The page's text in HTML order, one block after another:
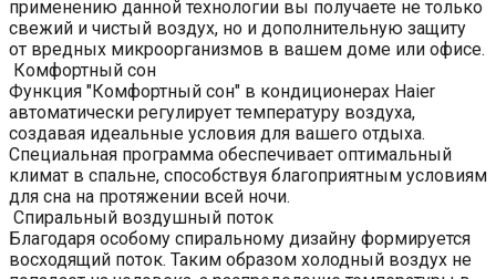
применению данной технологии вы получаете не только
свежий и чистый воздух, но и дополнительную защиту
от вредных микроорганизмов в вашем доме или офисе.
Комфортный сон
Функция "Комфортный сон" в кондиционерах Haier
автоматически регулирует температуру воздуха,
создавая идеальные условия для вашего отдыха.
Специальная программа обеспечивает оптимальный
климат в спальне, способствуя благоприятным условиям
для сна на протяжении всей ночи.
Спиральный воздушный поток
Благодаря особому спиральному дизайну формируется
восходящий поток. Таким образом холодный воздух не